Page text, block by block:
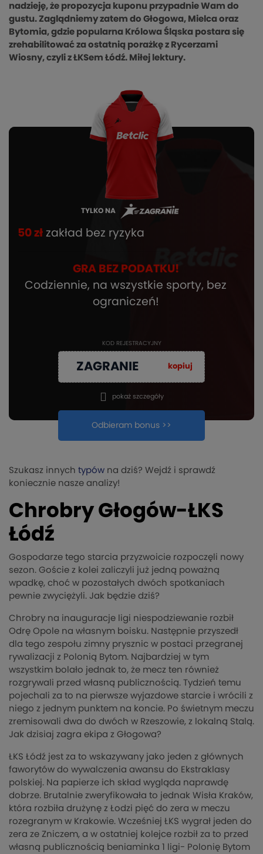
nadzieję, że propozycja kuponu przypadnie Wam do
gustu. Zaglądniemy zatem do Głogowa, Mielca oraz
Bytomia, gdzie popularna Królowa Śląska postara się
zrehabilitować za ostatnią porażkę z Rycerzami
Wiosny, czyli z ŁKSem Łódź. Miłej lektury.
TYLKO NA
50 zł zakład bez ryzyka
GRA BEZ PODATKU!
Codziennie, na wszystkie sporty, bez
ograniczeń!
KOD REJESTRACYJNY
ZAGRANIE kopiuj
Odbieram bonus >>
pokaż szczegóły
Szukasz innych typów na dziś? Wejdź i sprawdź
koniecznie nasze analizy!
Chrobry Głogów-ŁKS
Łódź
Gospodarze tego starcia przyzwoicie rozpoczęli nowy
sezon. Goście z kolei zaliczyli już jedną poważną
wpadkę, choć w pozostałych dwóch spotkaniach
pewnie zwyciężyli. Jak będzie dziś?
Chrobry na inauguracje ligi niespodziewanie rozbił
Odrę Opole na własnym boisku. Następnie przyszedł
dla tego zespołu zimny prysznic w postaci przegranej
rywalizacji z Polonią Bytom. Najbardziej w tym
wszystkim bolało jednak to, że mecz ten również
rozgrywali przed własną publicznością. Tydzień temu
pojechali za to na pierwsze wyjazdowe starcie i wrócili z
niego z jednym punktem na koncie. Po świetnym meczu
zremisowali dwa do dwóch w Rzeszowie, z lokalną Stalą.
Jak dzisiaj zagra ekipa z Głogowa?
ŁKS Łódź jest za to wskazywany jako jeden z głównych
faworytów do wywalczenia awansu do Ekstraklasy
polskiej. Na papierze ich skład wygląda naprawdę
dobrze. Brutalnie zweryfikowała to jednak Wisła Kraków,
która rozbiła drużynę z Łodzi pięć do zera w meczu
rozegranym w Krakowie. Wcześniej ŁKS wygrał jeden do
zera ze Zniczem, a w ostatniej kolejce rozbił za to przed
własną publicznością beniaminka 1 ligi- Polonię Bytom